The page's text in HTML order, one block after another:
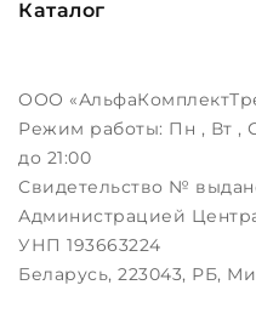
Каталог
ООО
Режим работы: Пн , Вт ,
до 21:00
Свидетельство №
Администрацией
УНП 193663224
Беларусь, 223043, РБ,